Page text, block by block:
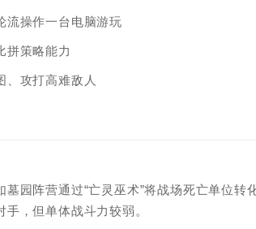
流操作一台电脑游玩
拼策略能力
、攻打高难敌人
墓园阵营通过“亡灵巫术”将战场死亡单位转
，但单体战斗力较弱。